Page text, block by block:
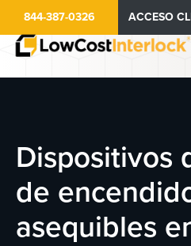
contenido
844-387-0326 ACCESO
Dispositivos
de
asequibles